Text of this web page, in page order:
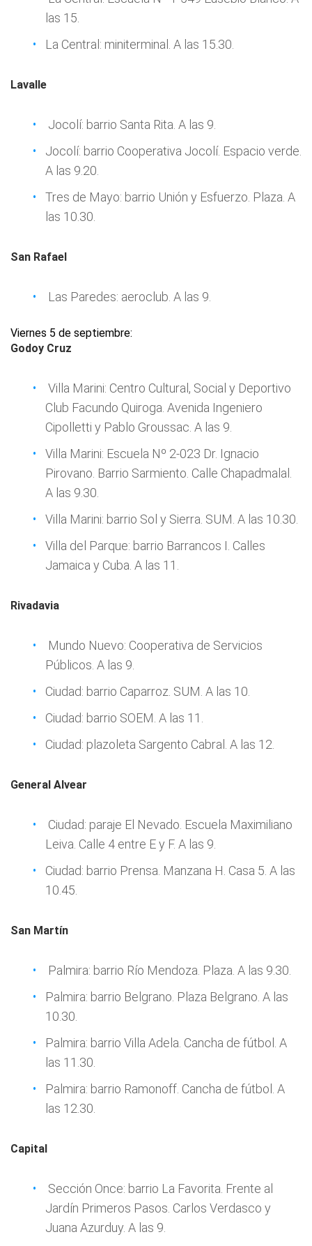
las 15.
La Central: miniterminal. A las 15.30.
Lavalle
Jocolí: barrio Santa Rita. A las 9.
Jocolí: barrio Cooperativa Jocolí. Espacio verde.
A las 9.20.
Tres de Mayo: barrio Unión y Esfuerzo. Plaza. A
las 10.30.
San Rafael
Las Paredes: aeroclub. A las 9.
Viernes 5 de septiembre:
Godoy Cruz
Villa Marini: Centro Cultural, Social y Deportivo
Club Facundo Quiroga. Avenida Ingeniero
Cipolletti y Pablo Groussac. A las 9.
Villa Marini: Escuela Nº 2-023 Dr. Ignacio
Pirovano. Barrio Sarmiento. Calle Chapadmalal.
A las 9.30.
Villa Marini: barrio Sol y Sierra. SUM. A las 10.30.
Villa del Parque: barrio Barrancos I. Calles
Jamaica y Cuba. A las 11.
Rivadavia
Mundo Nuevo: Cooperativa de Servicios
Públicos. A las 9.
Ciudad: barrio Caparroz. SUM. A las 10.
Ciudad: barrio SOEM. A las 11.
Ciudad: plazoleta Sargento Cabral. A las 12.
General Alvear
Ciudad: paraje El Nevado. Escuela Maximiliano
Leiva. Calle 4 entre E y F. A las 9.
Ciudad: barrio Prensa. Manzana H. Casa 5. A las
10.45.
San Martín
Palmira: barrio Río Mendoza. Plaza. A las 9.30.
Palmira: barrio Belgrano. Plaza Belgrano. A las
10.30.
Palmira: barrio Villa Adela. Cancha de fútbol. A
las 11.30.
Palmira: barrio Ramonoff. Cancha de fútbol. A
las 12.30.
Capital
Sección Once: barrio La Favorita. Frente al
Jardín Primeros Pasos. Carlos Verdasco y
Juana Azurduy. A las 9.